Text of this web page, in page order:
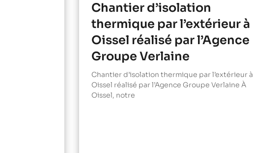
Chantier d’isolation
thermique par l’extérieur à
Oissel réalisé par l’Agence
Groupe Verlaine
Chantier d’isolation thermique par l’extérieur à
Oissel réalisé par l’Agence Groupe Verlaine À
Oissel, notre